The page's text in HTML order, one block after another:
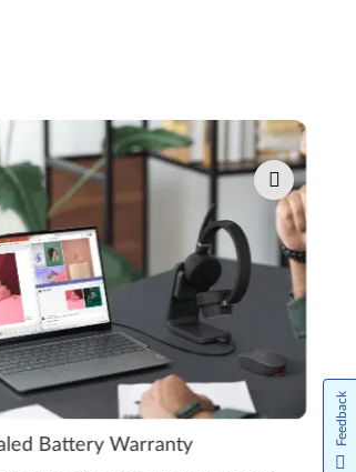
Battery Warranty Feedback